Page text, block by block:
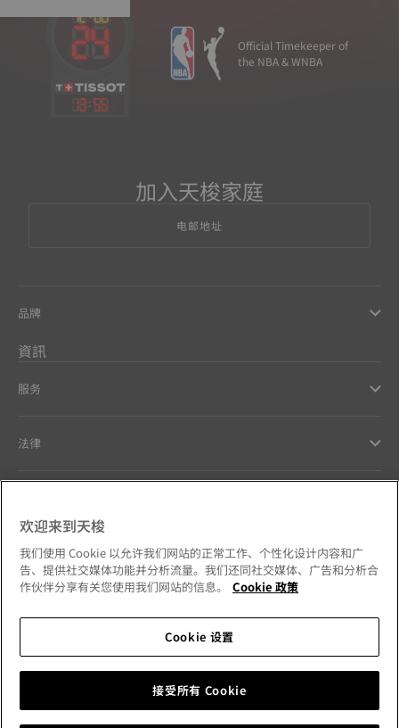
13:55
Official Timekeeper of
the NBA & WNBA
加入天梭家庭
电邮地址
品牌
資訊
服务
法律
Our commitments
Follow us on social media
Change country
欢迎来到天梭
我们使用 Cookie 以允许我们网站的正常工作、个性化设计内容和广
告、提供社交媒体功能并分析流量。我们还同社交媒体、广告和分析合
作伙伴分享有关您使用我们网站的信息。
Cookie 政策
Cookie 设置
接受所有 Cookie